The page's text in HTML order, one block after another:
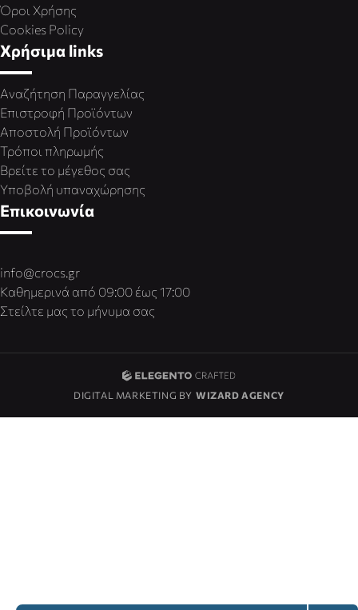
Όροι Χρήσης
Cookies Policy
Χρήσιμα links
Αναζήτηση Παραγγελίας
Επιστροφή Προϊόντων
Αποστολή Προϊόντων
Τρόποι πληρωμής
Βρείτε το μέγεθος σας
Υποβολή υπαναχώρησης
Επικοινωνία
info@crocs.gr
Καθημερινά από 09:00 έως 17:00
Στείλτε μας το μήνυμα σας
DIGITAL MARKETING BY WIZARD AGENCY